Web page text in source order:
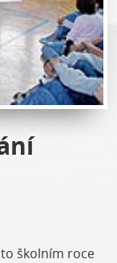
školním roce